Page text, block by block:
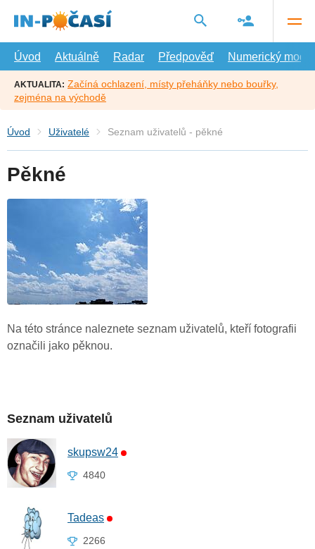
hlavní
Úvod
Aktuálně Radar Předpověď Numerický model
AKTUALITA: Začíná ochlazení, místy přeháňky nebo bouřky,
zejména na východě
Úvod Uživatelé Seznam uživatelů - pěkné
Pěkné
Na této stránce naleznete seznam uživatelů, kteří fotografii
označili jako pěknou.
Seznam uživatelů
skupsw24
4840
Tadeas
2266